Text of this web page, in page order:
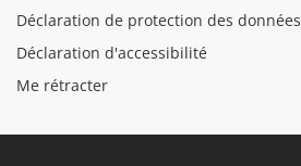
Déclaration de protection des données
Déclaration d'accessibilité
Me rétracter